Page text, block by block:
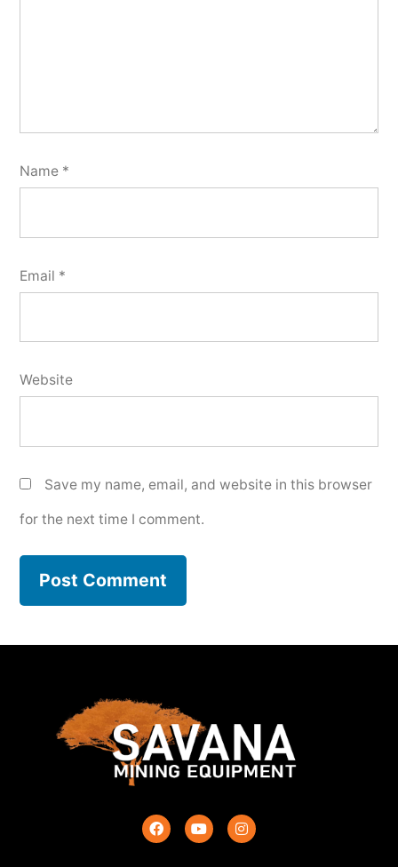
Name *
Email *
Website
Save my name, email, and website in this browser
for the next time I comment.